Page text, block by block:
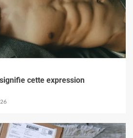
cette expression